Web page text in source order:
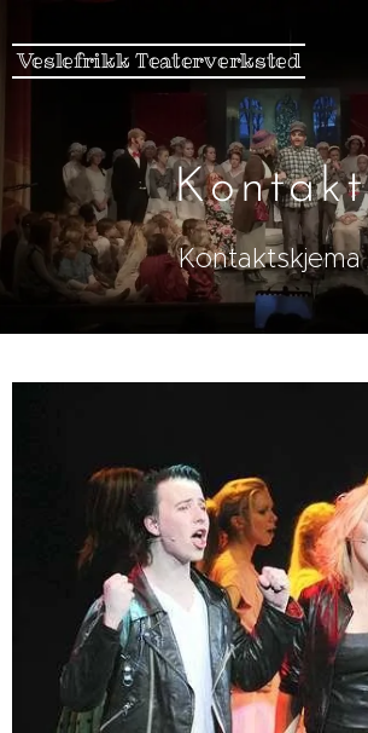
Veslefrikk Teaterverksted
Kontakt
Kontaktskjema